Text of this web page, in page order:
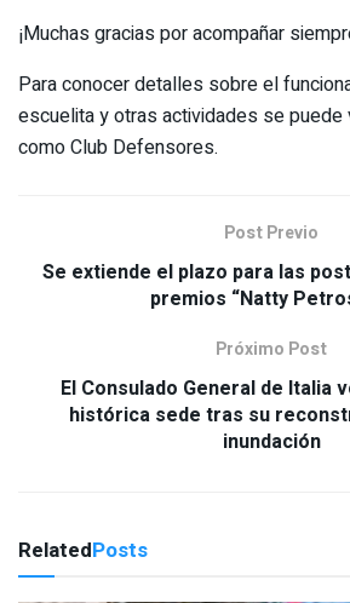
¡Muchas gracias por acompañar
Para conocer detalles sobre el
escuelita y otras actividades se puede
como Club Defensores.
Post Previo
Se extiende el plazo para las
premios “Natty
Próximo Post
El Consulado General de Italia
histórica sede tras su
inundación
RelatedPosts